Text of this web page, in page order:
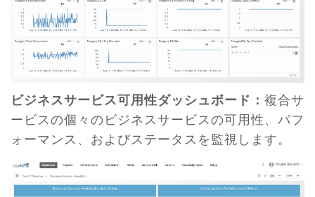
ビジネスサービス可用性ダッシュボード： 複合サ
ービスの個々のビジネスサービスの可用性、パフ
ォーマンス、およびステータスを監視します。